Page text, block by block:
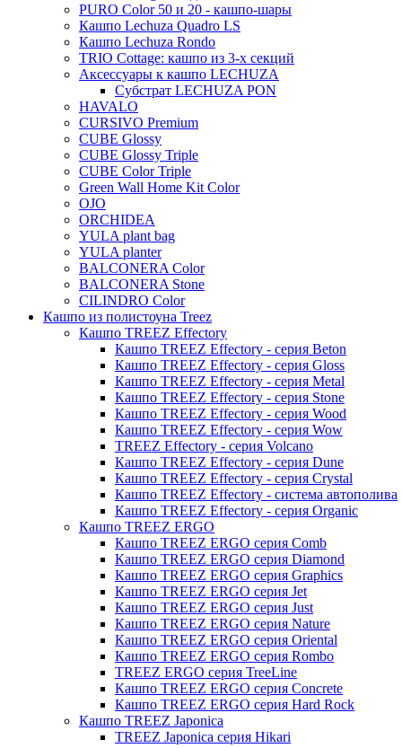
Страйпс (Stripes)
Энкиантус (Enkianthus)
Падуб (Ilex)
Лавр (Laurus)
Стрелиция (Strelitzia)
Трахикарпус (Trachycarpus)
Вашингтония (Washingtonia)
Nature groove
Primus
Promo
Cascara
Multivorm
Faz
Organic
Vertical rib
Vogue
Natural
Platinum
Refined retro
Ridged
Rough
Stone
Urban
Twist
Sebas
Dian
Unique
Static
Cresta
Manon
Ryan
Suze
Lindy
Karlijn
Mees
Moda
BeautyPURO Color 50 и 20 - кашпо-шары
Кашпо Lechuza Quadro LS
Кашпо Lechuza Rondo
TRIO Cottage: кашпо из 3-х секций
Аксессуары к кашпо LECHUZA
Субстрат LECHUZA PON
HAVALO
CURSIVO Premium
CUBE Glossy
CUBE Glossy Triple
CUBE Color Triple
Green Wall Home Kit Color
OJO
ORCHIDEA
YULA plant bag
YULA planter
BALCONERA Color
BALCONERA Stone
CILINDRO Color
Кашпо из полистоуна Treez
Кашпо TREEZ Effectory
Кашпо TREEZ Effectory - серия Beton
Кашпо TREEZ Effectory - серия Gloss
Кашпо TREEZ Effectory - серия Metal
Кашпо TREEZ Effectory - серия Stone
Кашпо TREEZ Effectory - серия Wood
Кашпо TREEZ Effectory - серия Wow
TREEZ Effectory - серия Volcano
Кашпо TREEZ Effectory - серия Dune
Кашпо TREEZ Effectory - серия Crystal
Кашпо TREEZ Effectory - система автополива
Кашпо TREEZ Effectory - серия Organic
Кашпо TREEZ ERGO
Кашпо TREEZ ERGO серия Comb
Кашпо TREEZ ERGO серия Diamond
Кашпо TREEZ ERGO серия Graphics
Кашпо TREEZ ERGO серия Jet
Кашпо TREEZ ERGO серия Just
Кашпо TREEZ ERGO серия Nature
Кашпо TREEZ ERGO серия Oriental
Кашпо TREEZ ERGO серия Rombo
TREEZ ERGO серия TreeLine
Кашпо TREEZ ERGO серия Concrete
Кашпо TREEZ ERGO серия Hard Rock
Кашпо TREEZ Japonica
TREEZ Japonica серия Hikari